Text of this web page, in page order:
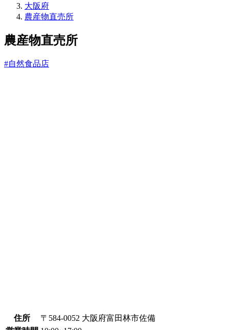
所
ね
と
大阪府
農産物直売所
農産物直売所
#自然食品店
住所
〒584-0052 大阪府富田林市佐備